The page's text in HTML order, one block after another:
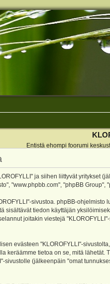
Entistä ehompi foorumi
ja siihen liittyvät yritykset
"www.phpbb.com", "phpBB
sivustoa. phpBB-
sisältävät tiedon käyttäjän
joitakin viestejä
evästeen "KLOROFYLLI"-
keräämme tietoa on se, mitä
sivustolle (jälkeenpäin "omat